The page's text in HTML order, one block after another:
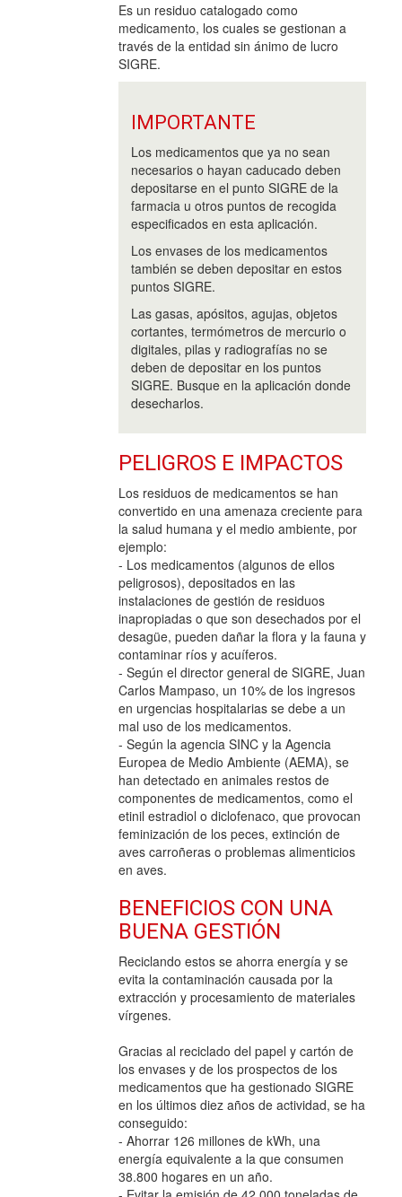
Es un residuo catalogado como
medicamento, los cuales se gestionan a
través de la entidad sin ánimo de lucro
SIGRE.
IMPORTANTE
Los medicamentos que ya no sean
necesarios o hayan caducado deben
depositarse en el punto SIGRE de la
farmacia u otros puntos de recogida
especificados en esta aplicación.
Los envases de los medicamentos
también se deben depositar en estos
puntos SIGRE.
Las gasas, apósitos, agujas, objetos
cortantes, termómetros de mercurio o
digitales, pilas y radiografías no se
deben de depositar en los puntos
SIGRE. Busque en la aplicación donde
desecharlos.
PELIGROS E IMPACTOS
Los residuos de medicamentos se han
convertido en una amenaza creciente para
la salud humana y el medio ambiente, por
ejemplo:
- Los medicamentos (algunos de ellos
peligrosos), depositados en las
instalaciones de gestión de residuos
inapropiadas o que son desechados por el
desagüe, pueden dañar la flora y la fauna y
contaminar ríos y acuíferos.
- Según el director general de SIGRE, Juan
Carlos Mampaso, un 10% de los ingresos
en urgencias hospitalarias se debe a un
mal uso de los medicamentos.
- Según la agencia SINC y la Agencia
Europea de Medio Ambiente (AEMA), se
han detectado en animales restos de
componentes de medicamentos, como el
etinil estradiol o diclofenaco, que provocan
feminización de los peces, extinción de
aves carroñeras o problemas alimenticios
en aves.
BENEFICIOS CON UNA
BUENA GESTIÓN
Reciclando estos se ahorra energía y se
evita la contaminación causada por la
extracción y procesamiento de materiales
vírgenes.
Gracias al reciclado del papel y cartón de
los envases y de los prospectos de los
medicamentos que ha gestionado SIGRE
en los últimos diez años de actividad, se ha
conseguido:
- Ahorrar 126 millones de kWh, una
energía equivalente a la que consumen
38.800 hogares en un año.